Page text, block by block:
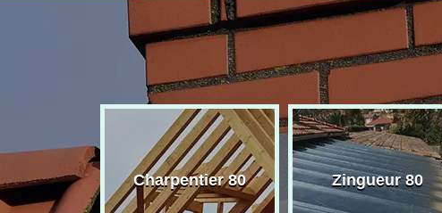
80 Charpentier 80 Zingueur 80